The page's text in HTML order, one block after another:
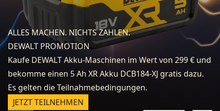
ALLES MACHEN. NICHTS ZAHLEN.
DEWALT PROMOTION
Kaufe DEWALT Akku-Maschinen im Wert von 299 € und
bekomme einen 5 Ah XR Akku DCB184-XJ gratis dazu.
Es gelten die Teilnahmebedingungen.
JETZT TEILNEHMEN